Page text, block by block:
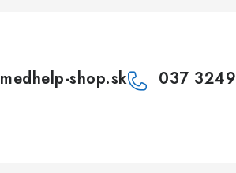
medhelp-shop.sk 037